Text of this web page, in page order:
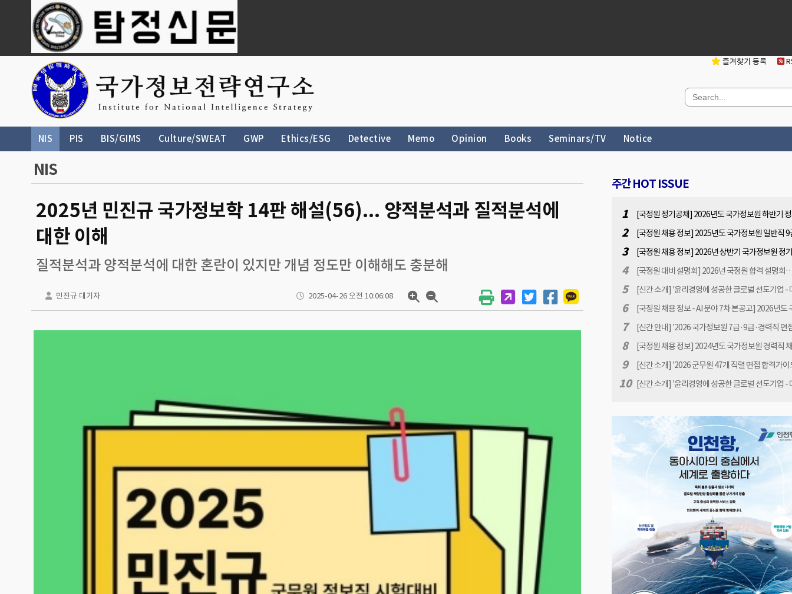
즐겨찾기 등록
NIS PIS BIS/GIMS Culture/SWEAT GWP Ethics/ESG Detective Memo Opinion Books Seminars/TV Notice
NIS
2025년 민진규 국가정보학 14판 해설(56)... 양적분석과 질적분석에
대한 이해
질적분석과 양적분석에 대한 혼란이 있지만 개념 정도만 이해해도 충분해
민진규 대기자 2025-04-26 오전 10:06:08
주간 HOT ISSUE
1
[국정원 정기공채] 2026년도 국가정보원 하반기
채 사전 공고문(원서접수 : 2026.07.13(월). 10:00 ~
2
[국정원 채용 정보] 2025년도 국가정보원 일반직 9
용 공고[2025.11.7(금) 14:00 ~ 11.28(금) 14:00]
3
[국정원 채용 정보] 2026년 상반기 국가정보원 정
공고[원서접수 : 2026.1.12(월) 10:00 ~ 1.30(금)
4
[국정원 대비 설명회] 2026년 국정원 합격 설명회
년 07월31일(금) 18:00
5
[신간 소개] '윤리경영에 성공한 글로벌 선도기업 -
제고와 사회적 책임' 책 서문 안내 by 민진규
6
[국정원 채용 정보 - AI 분야 7차 본공고] 2026년도
보원 상시채용 6차 본공고(원서접수 기간 :
7
[신간 안내] '2026 국가정보원 7급·9급·경력직 면
가이드북 - 국정원 면접 완벽 대비' 소개
8
[국정원 채용 정보] 2024년도 국가정보원 경력직
고
9
[신간 소개] '2026 군무원 47개 직렬 면접 합격가이
군무원 면접 완벽 대비' 책 출간 안내
10 [신간 소개] '윤리경영에 성공한 글로벌 선도기업 -